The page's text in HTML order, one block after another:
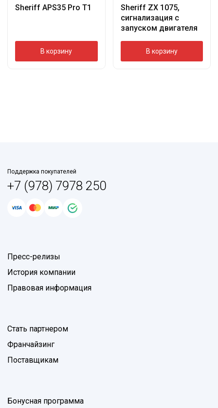
Sheriff APS35 Pro Т1
В корзину
Sheriff ZX 1075,
сигнализация с
запуском двигателя
В корзину
Поддержка покупателей
+7 (978) 7978 250
Пресс-релизы
История компании
Правовая информация
Стать партнером
Франчайзинг
Поставщикам
Бонусная программа